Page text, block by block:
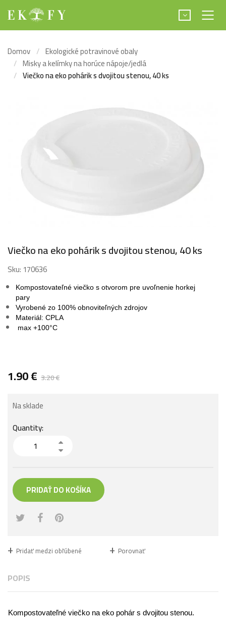
Domov
Ekologické potravinové obaly
Misky a kelímky na horúce nápoje/jedlá
Viečko na eko pohárik s dvojitou stenou, 40 ks
Viečko na eko pohárik s dvojitou stenou, 40 ks
Sku: 170636
Kompostovateľné viečko s otvorom pre uvoľnenie horkej
pary
Vyrobené zo 100% obnoviteľných zdrojov
Materiál: CPLA
max +100°C
3.20€
1.90€
Na sklade
Quantity:
PRIDAŤ DO KOŠÍKA
Pridať medzi obľúbené Porovnať
POPIS
Kompostovateľné viečko na eko pohár s dvojitou stenou.